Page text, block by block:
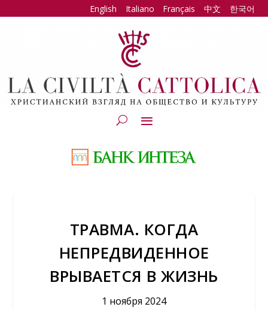
English Italiano Français 中文 한국어
ТРАВМА. КОГДА
НЕПРЕДВИДЕННОЕ
ВРЫВАЕТСЯ В ЖИЗНЬ
1 ноября 2024